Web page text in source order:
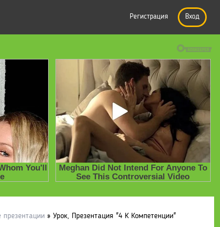
Регистрация Вход
презентации » Урок, Презентация "4 К Компетенции"